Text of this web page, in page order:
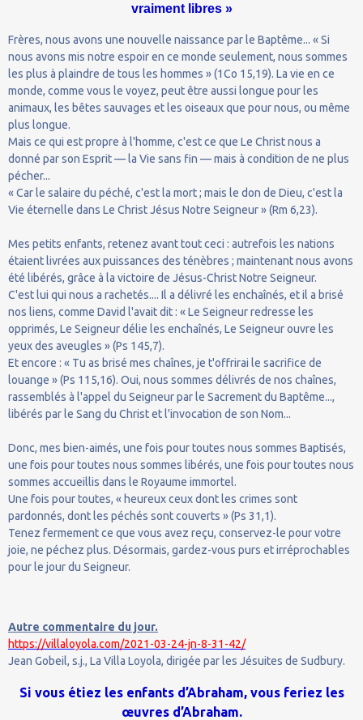
vraiment libres »
Frères, nous avons une nouvelle naissance par le Baptême... « Si
nous avons mis notre espoir en ce monde seulement, nous sommes
les plus à plaindre de tous les hommes » (1Co 15,19). La vie en ce
monde, comme vous le voyez, peut être aussi longue pour les
animaux, les bêtes sauvages et les oiseaux que pour nous, ou même
plus longue.
Mais ce qui est propre à l'homme, c'est ce que Le Christ nous a
donné par son Esprit — la Vie sans fin — mais à condition de ne plus
pécher...
« Car le salaire du péché, c'est la mort ; mais le don de Dieu, c'est la
Vie éternelle dans Le Christ Jésus Notre Seigneur » (Rm 6,23).
Mes petits enfants, retenez avant tout ceci : autrefois les nations
étaient livrées aux puissances des ténèbres ; maintenant nous avons
été libérés, grâce à la victoire de Jésus-Christ Notre Seigneur.
C'est lui qui nous a rachetés.... Il a délivré les enchaînés, et il a brisé
nos liens, comme David l'avait dit : « Le Seigneur redresse les
opprimés, Le Seigneur délie les enchaînés, Le Seigneur ouvre les
yeux des aveugles » (Ps 145,7).
Et encore : « Tu as brisé mes chaînes, je t'offrirai le sacrifice de
louange » (Ps 115,16). Oui, nous sommes délivrés de nos chaînes,
rassemblés à l'appel du Seigneur par le Sacrement du Baptême...,
libérés par le Sang du Christ et l'invocation de son Nom...
Donc, mes bien-aimés, une fois pour toutes nous sommes Baptisés,
une fois pour toutes nous sommes libérés, une fois pour toutes nous
sommes accueillis dans le Royaume immortel.
Une fois pour toutes, « heureux ceux dont les crimes sont
pardonnés, dont les péchés sont couverts » (Ps 31,1).
Tenez fermement ce que vous avez reçu, conservez-le pour votre
joie, ne péchez plus. Désormais, gardez-vous purs et irréprochables
pour le jour du Seigneur.
Autre commentaire du jour.
https://villaloyola.com/2021-03-24-jn-8-31-42/
Jean Gobeil, s.j., La Villa Loyola, dirigée par les Jésuites de Sudbury.
Si vous étiez les enfants d’Abraham, vous feriez les
œuvres d’Abraham.